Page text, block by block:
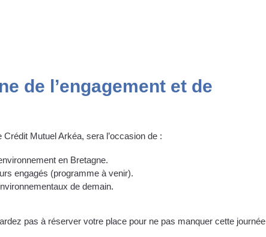
de l’engagement et de
Mutuel Arkéa, sera l’occasion de :
en Bretagne.
engagés (programme à venir).
de demain.
pas à réserver votre place pour ne pas manquer cette journée